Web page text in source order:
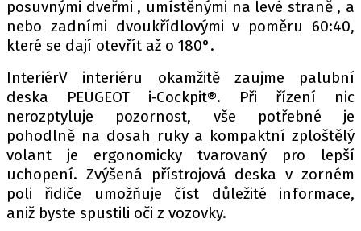
ETICKÝ KODEX
KONTAKT
VYDAVATEL
INZERCE
OSOBNÍ ÚDAJE / COOKIES
Provozovatelem serveru autoroad.cz je
posuvnými dveřmi , umístěnými na levé straně , a
nebo zadními dvoukřídlovými v poměru 60:40,
které se dají otevřít až o 180°.
InteriérV interiéru okamžitě zaujme palubní
deska PEUGEOT i‑Cockpit®. Při řízení nic
nerozptyluje pozornost, vše potřebné je
pohodlně na dosah ruky a kompaktní zploštělý
volant je ergonomicky tvarovaný pro lepší
uchopení. Zvýšená přístrojová deska v zorném
poli řidiče umožňuje číst důležité informace,
aniž byste spustili oči z vozovky.